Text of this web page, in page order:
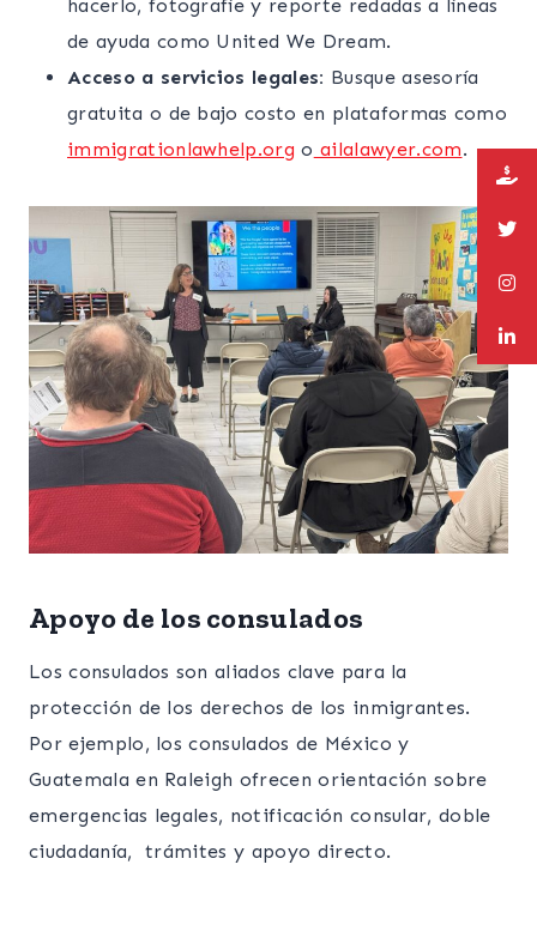
hacerlo, fotografíe y reporte redadas a líneas
de ayuda como United We Dream.
Acceso a servicios legales: Busque asesoría
gratuita o de bajo costo en plataformas como
immigrationlawhelp.org o ailalawyer.com.
Apoyo de los consulados
Los consulados son aliados clave para la
protección de los derechos de los inmigrantes.
Por ejemplo, los consulados de México y
Guatemala en Raleigh ofrecen orientación sobre
emergencias legales, notificación consular, doble
ciudadanía, trámites y apoyo directo.